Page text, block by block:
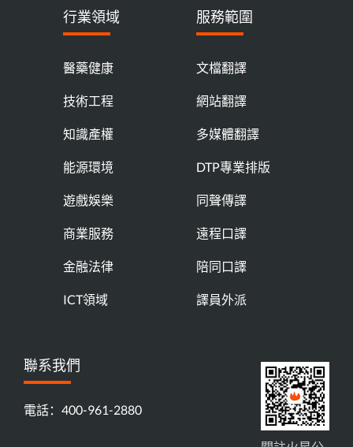
行業領域
醫藥健康
技術工程
知識產權
能源環境
遊戲娛樂
商業服務
金融法律
ICT領域
服務範圍
文檔翻譯
網站翻譯
多媒體翻譯
DTP專業排版
同聲傳譯
遠程口譯
陪同口譯
譯員外派
聯系我們
電話：400-961-2880